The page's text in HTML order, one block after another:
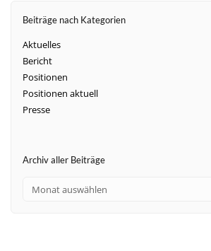
Beiträge nach Kategorien
Aktuelles
Bericht
Positionen
Positionen aktuell
Presse
Archiv aller Beiträge